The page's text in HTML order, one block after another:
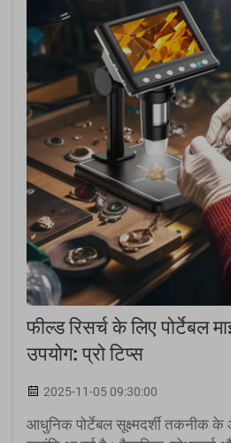
फील्ड रिसर्च के लिए पोर्टेबल
उपयोग: प्रो टिप्स
2025-11-05 09:30:00
आधुनिक पोर्टेबल सूक्ष्मदर्शी तकनीक